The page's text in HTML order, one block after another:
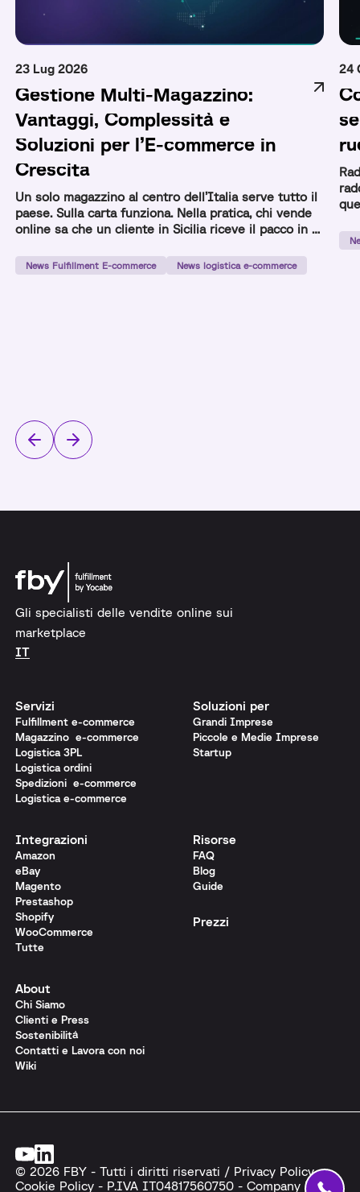
23 Lug 2026
Gestione Multi-Magazzino:
Vantaggi, Complessità e
Soluzioni per l’E-commerce in
Crescita
Un solo magazzino al centro dell’Italia serve tutto il
paese. Sulla carta funziona. Nella pratica, chi vende
online sa che un cliente in Sicilia riceve il pacco in 3
prodotto e lo stesso corriere. La gestione multi-
magazzino nasce per risolvere questo squilibrio:
News Fulfillment E-commerce News logistica e-commerce
24
Gli specialisti delle vendite online sui
marketplace
IT
Servizi
Fulfillment e-commerce
Magazzino e-commerce
Logistica 3PL
Logistica ordini
Spedizioni e-commerce
Logistica e-commerce
Soluzioni per
Grandi Imprese
Piccole e Medie Imprese
Startup
Integrazioni
Amazon
eBay
Magento
Prestashop
Shopify
WooCommerce
Tutte
Risorse
FAQ
Blog
Guide
Prezzi
About
Chi Siamo
Clienti e Press
Sostenibilità
Contatti e Lavora con noi
Wiki
© 2026 FBY - Tutti i diritti riservati / Privacy Policy-
Cookie Policy - P.IVA IT04817560750 -Company info